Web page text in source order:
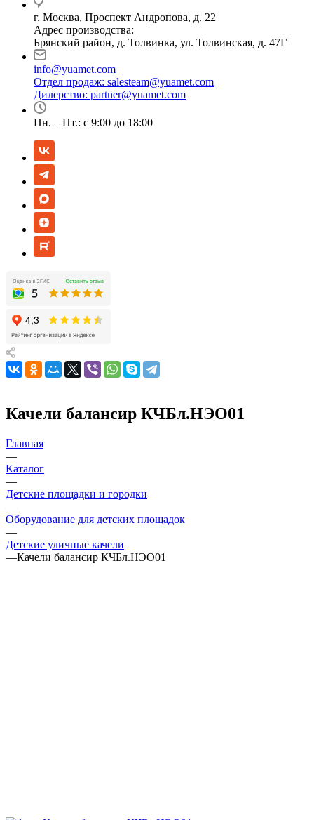
г. Москва, Проспект Андропова, д. 22
Адрес производства:
Брянский район, д. Толвинка, ул. Толвинская, д. 47Г
info@yuamet.com
Отдел продаж: salesteam@yuamet.com
Дилерство: partner@yuamet.com
Пн. – Пт.: с 9:00 до 18:00
Качели балансир КЧБл.НЭО01
Главная
—
Каталог
—
Детские площадки и городки
—
Оборудование для детских площадок
—
Детские уличные качели
—Качели балансир КЧБл.НЭО01